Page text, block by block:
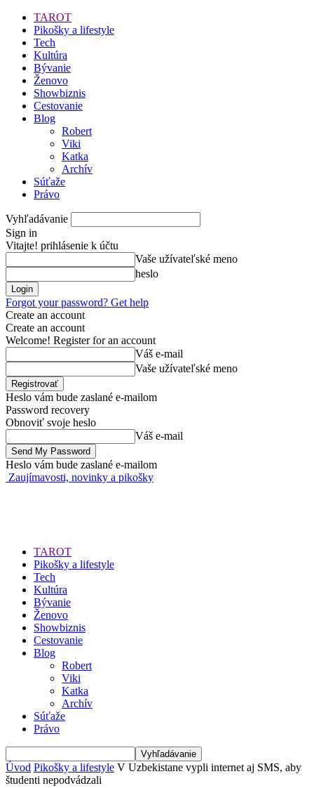
TAROT
Pikošky a lifestyle
Tech
Kultúra
Bývanie
Ženovo
Showbiznis
Cestovanie
Blog
Robert
Viki
Katka
Archív
Súťaže
Právo
Vyhľadávanie
Sign in
Vitajte! prihlásenie k účtu
Vaše užívateľské meno
heslo
Forgot your password? Get help
Create an account
Create an account
Welcome! Register for an account
Váš e-mail
Vaše užívateľské meno
Heslo vám bude zaslané e-mailom
Password recovery
Obnoviť svoje heslo
Váš e-mail
Heslo vám bude zaslané e-mailom
Zaujímavosti, novinky a pikošky
TAROT
Pikošky a lifestyle
Tech
Kultúra
Bývanie
Ženovo
Showbiznis
Cestovanie
Blog
Robert
Viki
Katka
Archív
Súťaže
Právo
Úvod Pikošky a lifestyle V Uzbekistane vypli internet aj SMS, aby
študenti nepodvádzali